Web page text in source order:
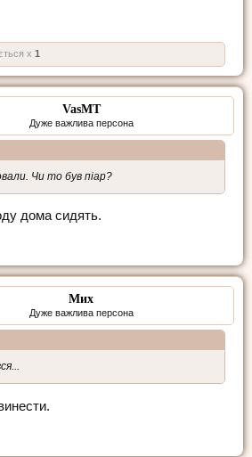
x 1
VasMT
Дуже важлива персона
Чи то був піар?
дома сидять.
Мих
Дуже важлива персона